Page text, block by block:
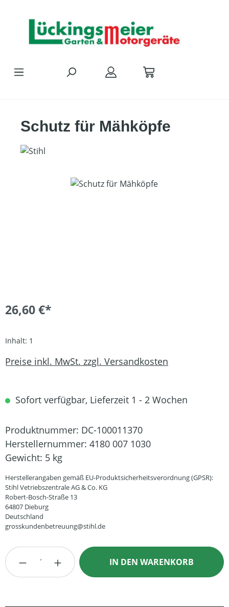
Schutz für Mähköpfe
Bildergalerie überspringen
26,60 €*
Inhalt: 1
Preise inkl. MwSt. zzgl. Versandkosten
Sofort verfügbar, Lieferzeit 1 - 2 Wochen
Produktnummer: DC-100011370
Herstellernummer: 4180 007 1030
Gewicht: 5 kg
Herstellerangaben gemäß EU-Produktsicherheitsverordnung (GPSR):
Stihl Vetriebszentrale AG & Co. KG
Robert-Bosch-Straße 13
64807 Dieburg
Deutschland
grosskundenbetreuung@stihl.de
Produkt Anzahl: Gib den gewünschten
IN DEN WARENKORB